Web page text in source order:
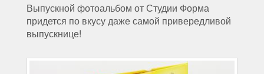
Выпускной фотоальбом от Студии Форма
придется по вкусу даже самой привередливой
выпускнице!